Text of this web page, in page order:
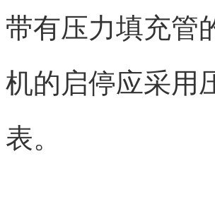
带有压力填充管
机的启停应采用
表。